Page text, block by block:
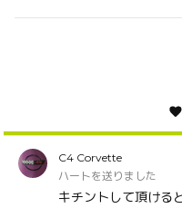
C4 Corvette
ハートを送りました
キチントして頂ける